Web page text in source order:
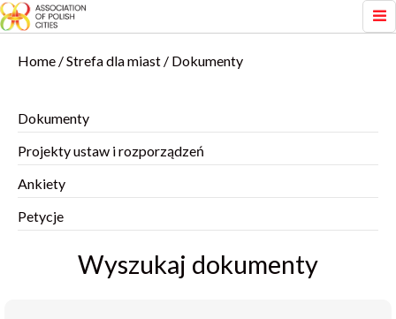
Home Strefa dla miast Dokumenty
Dokumenty
Projekty ustaw i rozporządzeń
Ankiety
Petycje
Wyszukaj dokumenty